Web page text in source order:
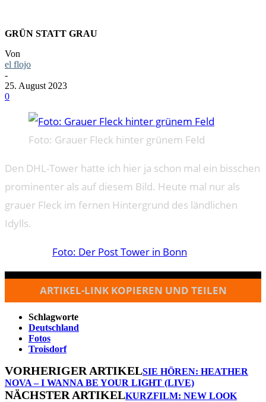
GRÜN STATT GRAU
Von
el flojo
-
25. August 2023
0
Foto: Grauer Fleck hinter grünem Feld
Den DHL-Tower hatte ich hier ja schon mal ein bisschen
prominenter als auf diesem Bild. Heute mal nur als
grauer Fleck im fernen Hintergrund des ländlichen
Idylls.
Foto: Der Post Tower in Bonn
ARTIKEL-LINK KOPIEREN UND TEILEN
Schlagworte
Deutschland
Fotos
Troisdorf
VORHERIGER ARTIKELSIE HÖREN: HEATHER
NOVA – I WANNA BE YOUR LIGHT (LIVE)
NÄCHSTER ARTIKELKURZFILM: NEW LOOK